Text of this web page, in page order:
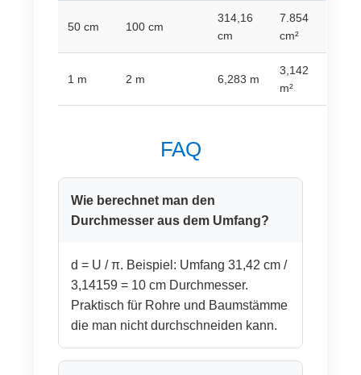
50 cm 100 cm
314,16
cm
7.854
cm²
1 m 2 m 6,283 m
3,142
m²
FAQ
Wie berechnet man den
Durchmesser aus dem Umfang?
d = U / π. Beispiel: Umfang 31,42 cm /
3,14159 = 10 cm Durchmesser.
Praktisch für Rohre und Baumstämme
die man nicht durchschneiden kann.